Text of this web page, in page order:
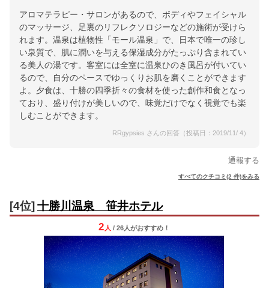
アロマテラピー・サロンがあるので、ボディやフェイシャル
のマッサージ、足裏のリフレクソロジーなどの施術が受けら
れます。温泉は植物性「モール温泉」で、日本で唯一の珍し
い泉質で、肌に潤いを与える保湿成分がたっぷり含まれてい
る美人の湯です。客室には全室に温泉ひのき風呂が付いてい
るので、自分のペースでゆっくりお肌を磨くことができます
よ。夕食は、十勝の四季折々の食材を使った創作和食となっ
ており、盛り付けが美しいので、味覚だけでなく視覚でも楽
しむことができます。
RRgypsies さんの回答（投稿日：2019/11/ 4）
通報する
すべてのクチコミ(2 件)をみる
[4位] 十勝川温泉 笹井ホテル
2 人 / 26人がおすすめ！